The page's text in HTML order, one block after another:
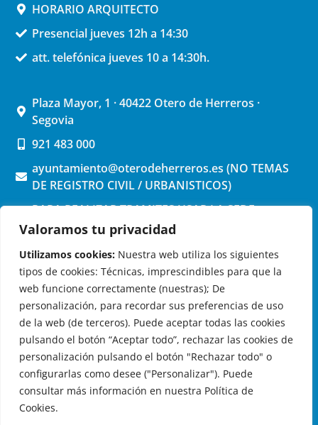
Valoramos tu privacidad
Utilizamos cookies: Nuestra web utiliza los siguientes
tipos de cookies: Técnicas, imprescindibles para que la
web funcione correctamente (nuestras); De
personalización, para recordar sus preferencias de uso
de la web (de terceros). Puede aceptar todas las cookies
pulsando el botón “Aceptar todo”, rechazar las cookies de
personalización pulsando el botón "Rechazar todo" o
configurarlas como desee ("Personalizar"). Puede
consultar más información en nuestra Política de
Cookies.
HORARIO ARQUITECTO
Presencial jueves 12h a 14:30
att. telefónica jueves 10 a 14:30h.
Plaza Mayor, 1 · 40422 Otero de Herreros ·
Segovia
921 483 000
ayuntamiento@oterodeherreros.es (NO TEMAS
DE REGISTRO CIVIL / URBANISTICOS)
PARA REALIZAR TRAMITES USAR LA SEDE
ELECTRONICA (pinchar aquí)
OTERO DE HERREROS EN LAS REDES
© 2026 Ayuntamiento de Otero de Herreros